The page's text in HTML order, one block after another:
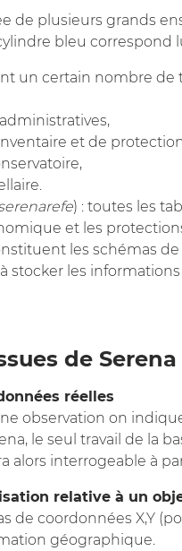
de plusieurs grands
bleu correspond
un certain nombre de
et de
) : toutes les
et les
les schémas de
à stocker les
de Serena
réelles
observation on
le seul travail de la
alors interrogeable à
relative à un
de coordonnées X,Y
géographique.